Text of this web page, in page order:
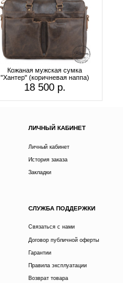
Кожаная мужская сумка
"Хантер" (коричневая наппа)
18 500 р.
ЛИЧНЫЙ КАБИНЕТ
Личный кабинет
История заказа
Закладки
СЛУЖБА ПОДДЕРЖКИ
Связаться с нами
Договор публичной оферты
Гарантии
Правила эксплуатации
Возврат товара